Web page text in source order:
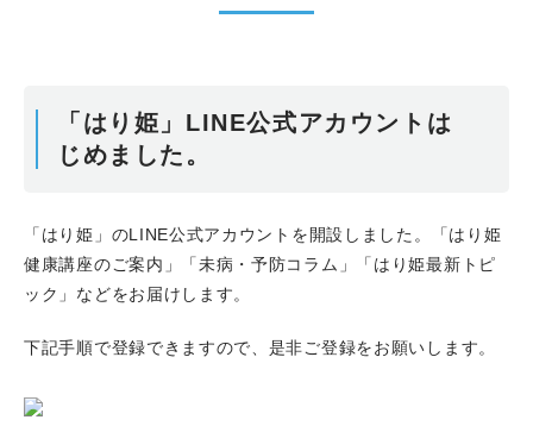
「はり姫」LINE公式アカウントは
じめました。
「はり姫」のLINE公式アカウントを開設しました。「はり姫
健康講座のご案内」「未病・予防コラム」「はり姫最新トピ
ック」などをお届けします。
下記手順で登録できますので、是非ご登録をお願いします。